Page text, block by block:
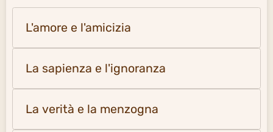
Citazioni per tema
L'amore e l'amicizia
La sapienza e l'ignoranza